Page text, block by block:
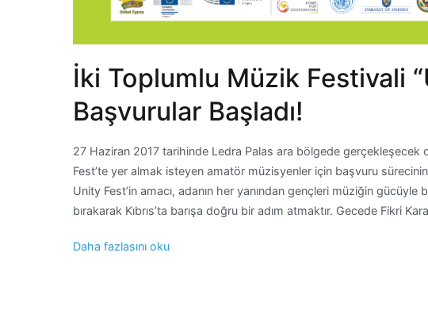
İki Toplumlu Müzik Festivali
Başvurular Başladı!
27 Haziran 2017 tarihinde Ledra Palas ara bölgede gerçekleşecek
Fest’te yer almak isteyen amatör müzisyenler için başvuru
Unity Fest’in amacı, adanın her yanından gençleri müziğin
bırakarak Kıbrıs’ta barışa doğru bir adım atmaktır. Gecede Fikri
Daha fazlasını oku